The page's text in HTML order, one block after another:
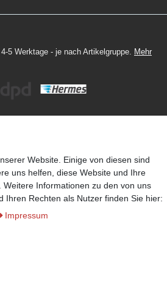
5 Werktage - je nach Artikelgruppe. Mehr
vor im Einzelfall bestimmte
Mehr Informationen
Website. Einige von diesen sind
uns helfen, diese Website und Ihre
Weitere Informationen zu den von uns
Ihren Rechten als Nutzer finden Sie hier:
Impressum